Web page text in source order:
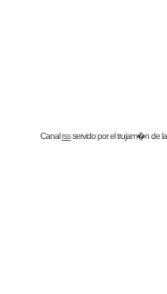
Canalrssservido por eltrujam�nde